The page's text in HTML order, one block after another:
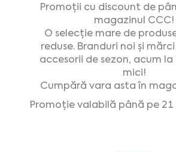
Promoții cu discount de
magazinul CCC!
O selecție mare de
reduse. Branduri noi și
accesorii de sezon, acum
mici!
Cumpără vara asta în
Promoție valabilă până pe 21